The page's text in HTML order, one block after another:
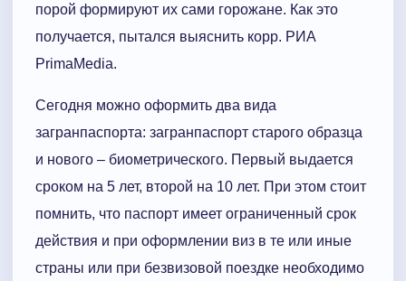
порой формируют их сами горожане. Как это
получается, пытался выяснить корр. РИА
PrimaMedia.
Сегодня можно оформить два вида
загранпаспорта: загранпаспорт старого образца
и нового – биометрического. Первый выдается
сроком на 5 лет, второй на 10 лет. При этом стоит
помнить, что паспорт имеет ограниченный срок
действия и при оформлении виз в те или иные
страны или при безвизовой поездке необходимо